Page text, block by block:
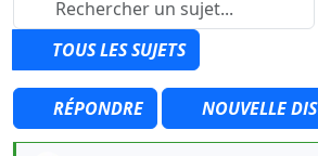
TOUS LES SUJETS
RÉPONDRE NOUVELLE